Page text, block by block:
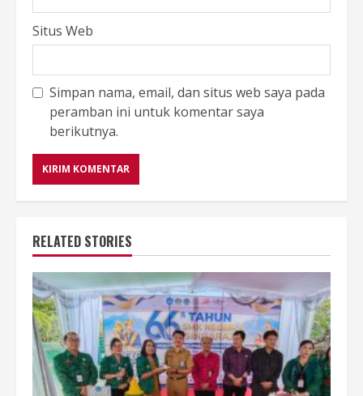
Situs Web
Simpan nama, email, dan situs web saya pada
peramban ini untuk komentar saya
berikutnya.
RELATED STORIES